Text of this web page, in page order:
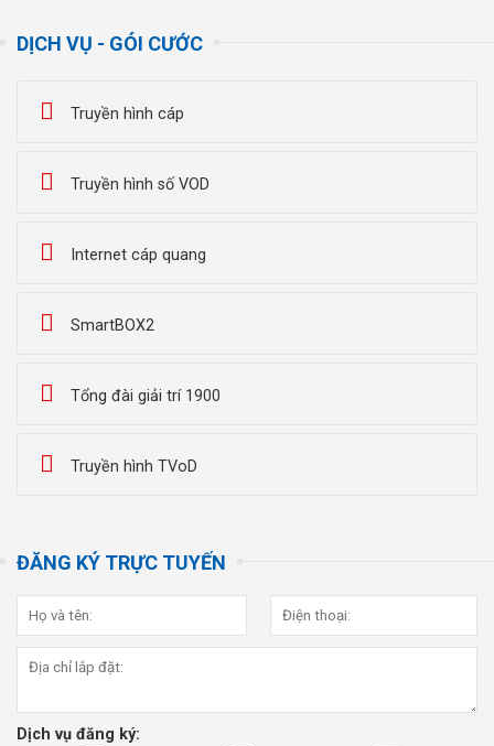
DỊCH VỤ - GÓI CƯỚC
Truyền hình cáp
Truyền hình số VOD
Internet cáp quang
SmartBOX2
Tổng đài giải trí 1900
Truyền hình TVoD
ĐĂNG KÝ TRỰC TUYẾN
Dịch vụ đăng ký: